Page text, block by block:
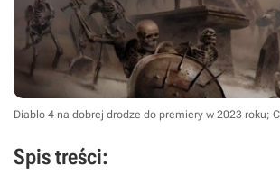
Diablo 4 na dobrej drodze do premiery w 2023 roku;
Spis treści: